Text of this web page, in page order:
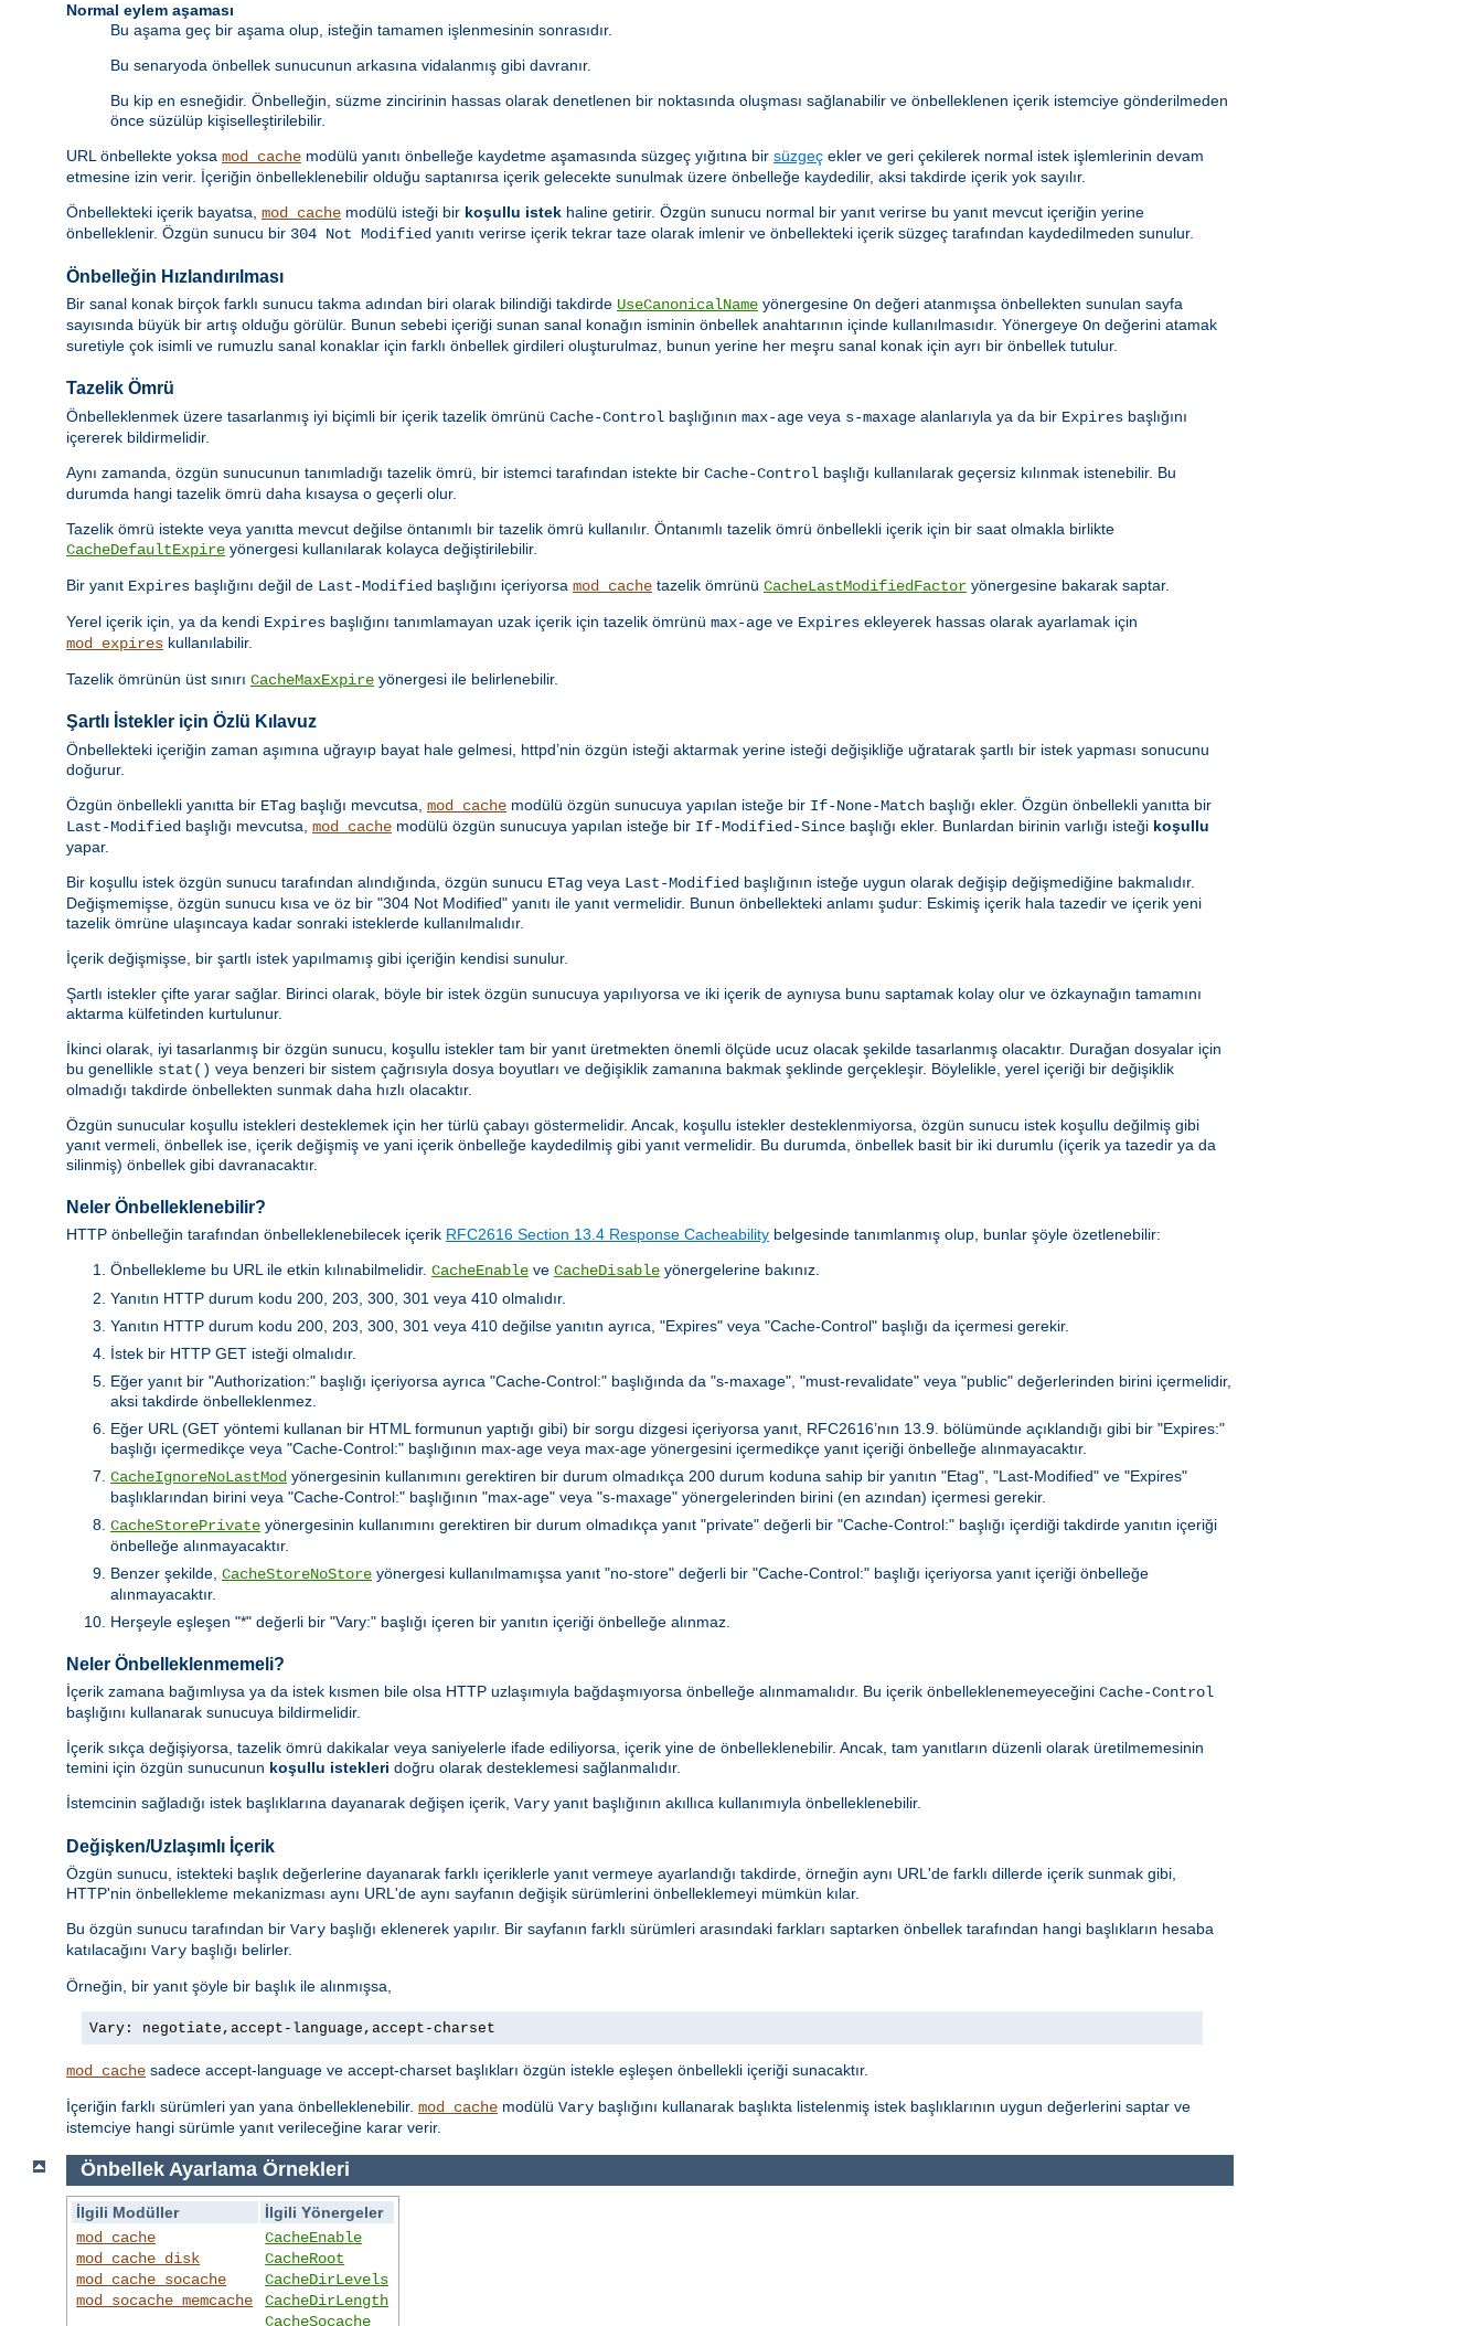
Normal eylem aşaması
Bu aşama geç bir aşama olup, isteğin tamamen işlenmesinin sonrasıdır.
Bu senaryoda önbellek sunucunun arkasına vidalanmış gibi davranır.
Bu kip en esneğidir. Önbelleğin, süzme zincirinin hassas olarak denetlenen bir noktasında oluşması sağlanabilir ve önbelleklenen içerik istemciye gönderilmeden
önce süzülüp kişiselleştirilebilir.
URL önbellekte yoksa mod_cache modülü yanıtı önbelleğe kaydetme aşamasında süzgeç yığıtına bir süzgeç ekler ve geri çekilerek normal istek işlemlerinin devam
etmesine izin verir. İçeriğin önbelleklenebilir olduğu saptanırsa içerik gelecekte sunulmak üzere önbelleğe kaydedilir, aksi takdirde içerik yok sayılır.
Önbellekteki içerik bayatsa, mod_cache modülü isteği bir koşullu istek haline getirir. Özgün sunucu normal bir yanıt verirse bu yanıt mevcut içeriğin yerine
önbelleklenir. Özgün sunucu bir 304 Not Modified yanıtı verirse içerik tekrar taze olarak imlenir ve önbellekteki içerik süzgeç tarafından kaydedilmeden sunulur.
Önbelleğin Hızlandırılması
Bir sanal konak birçok farklı sunucu takma adından biri olarak bilindiği takdirde UseCanonicalName yönergesine On değeri atanmışsa önbellekten sunulan sayfa
sayısında büyük bir artış olduğu görülür. Bunun sebebi içeriği sunan sanal konağın isminin önbellek anahtarının içinde kullanılmasıdır. Yönergeye On değerini atamak
suretiyle çok isimli ve rumuzlu sanal konaklar için farklı önbellek girdileri oluşturulmaz, bunun yerine her meşru sanal konak için ayrı bir önbellek tutulur.
Tazelik Ömrü
Önbelleklenmek üzere tasarlanmış iyi biçimli bir içerik tazelik ömrünü Cache-Control başlığının max-age veya s-maxage alanlarıyla ya da bir Expires başlığını
içererek bildirmelidir.
Aynı zamanda, özgün sunucunun tanımladığı tazelik ömrü, bir istemci tarafından istekte bir Cache-Control başlığı kullanılarak geçersiz kılınmak istenebilir. Bu
durumda hangi tazelik ömrü daha kısaysa o geçerli olur.
Tazelik ömrü istekte veya yanıtta mevcut değilse öntanımlı bir tazelik ömrü kullanılır. Öntanımlı tazelik ömrü önbellekli içerik için bir saat olmakla birlikte
CacheDefaultExpire yönergesi kullanılarak kolayca değiştirilebilir.
Bir yanıt Expires başlığını değil de Last-Modified başlığını içeriyorsa mod_cache tazelik ömrünü CacheLastModifiedFactor yönergesine bakarak saptar.
Yerel içerik için, ya da kendi Expires başlığını tanımlamayan uzak içerik için tazelik ömrünü max-age ve Expires ekleyerek hassas olarak ayarlamak için
mod_expires kullanılabilir.
Tazelik ömrünün üst sınırı CacheMaxExpire yönergesi ile belirlenebilir.
Şartlı İstekler için Özlü Kılavuz
Önbellekteki içeriğin zaman aşımına uğrayıp bayat hale gelmesi, httpd’nin özgün isteği aktarmak yerine isteği değişikliğe uğratarak şartlı bir istek yapması sonucunu
doğurur.
Özgün önbellekli yanıtta bir ETag başlığı mevcutsa, mod_cache modülü özgün sunucuya yapılan isteğe bir If-None-Match başlığı ekler. Özgün önbellekli yanıtta bir
Last-Modified başlığı mevcutsa, mod_cache modülü özgün sunucuya yapılan isteğe bir If-Modified-Since başlığı ekler. Bunlardan birinin varlığı isteği koşullu
yapar.
Bir koşullu istek özgün sunucu tarafından alındığında, özgün sunucu ETag veya Last-Modified başlığının isteğe uygun olarak değişip değişmediğine bakmalıdır.
Değişmemişse, özgün sunucu kısa ve öz bir "304 Not Modified" yanıtı ile yanıt vermelidir. Bunun önbellekteki anlamı şudur: Eskimiş içerik hala tazedir ve içerik yeni
tazelik ömrüne ulaşıncaya kadar sonraki isteklerde kullanılmalıdır.
İçerik değişmişse, bir şartlı istek yapılmamış gibi içeriğin kendisi sunulur.
Şartlı istekler çifte yarar sağlar. Birinci olarak, böyle bir istek özgün sunucuya yapılıyorsa ve iki içerik de aynıysa bunu saptamak kolay olur ve özkaynağın tamamını
aktarma külfetinden kurtulunur.
İkinci olarak, iyi tasarlanmış bir özgün sunucu, koşullu istekler tam bir yanıt üretmekten önemli ölçüde ucuz olacak şekilde tasarlanmış olacaktır. Durağan dosyalar için
bu genellikle stat() veya benzeri bir sistem çağrısıyla dosya boyutları ve değişiklik zamanına bakmak şeklinde gerçekleşir. Böylelikle, yerel içeriği bir değişiklik
olmadığı takdirde önbellekten sunmak daha hızlı olacaktır.
Özgün sunucular koşullu istekleri desteklemek için her türlü çabayı göstermelidir. Ancak, koşullu istekler desteklenmiyorsa, özgün sunucu istek koşullu değilmiş gibi
yanıt vermeli, önbellek ise, içerik değişmiş ve yani içerik önbelleğe kaydedilmiş gibi yanıt vermelidir. Bu durumda, önbellek basit bir iki durumlu (içerik ya tazedir ya da
silinmiş) önbellek gibi davranacaktır.
Neler Önbelleklenebilir?
HTTP önbelleğin tarafından önbelleklenebilecek içerik RFC2616 Section 13.4 Response Cacheability belgesinde tanımlanmış olup, bunlar şöyle özetlenebilir:
Önbellekleme bu URL ile etkin kılınabilmelidir. CacheEnable ve CacheDisable yönergelerine bakınız.
Yanıtın HTTP durum kodu 200, 203, 300, 301 veya 410 olmalıdır.
Yanıtın HTTP durum kodu 200, 203, 300, 301 veya 410 değilse yanıtın ayrıca, "Expires" veya "Cache-Control" başlığı da içermesi gerekir.
İstek bir HTTP GET isteği olmalıdır.
Eğer yanıt bir "Authorization:" başlığı içeriyorsa ayrıca "Cache-Control:" başlığında da "s-maxage", "must-revalidate" veya "public" değerlerinden birini içermelidir,
aksi takdirde önbelleklenmez.
Eğer URL (GET yöntemi kullanan bir HTML formunun yaptığı gibi) bir sorgu dizgesi içeriyorsa yanıt, RFC2616’nın 13.9. bölümünde açıklandığı gibi bir "Expires:"
başlığı içermedikçe veya "Cache-Control:" başlığının max-age veya max-age yönergesini içermedikçe yanıt içeriği önbelleğe alınmayacaktır.
CacheIgnoreNoLastMod yönergesinin kullanımını gerektiren bir durum olmadıkça 200 durum koduna sahip bir yanıtın "Etag", "Last-Modified" ve "Expires"
başlıklarından birini veya "Cache-Control:" başlığının "max-age" veya "s-maxage" yönergelerinden birini (en azından) içermesi gerekir.
CacheStorePrivate yönergesinin kullanımını gerektiren bir durum olmadıkça yanıt "private" değerli bir "Cache-Control:" başlığı içerdiği takdirde yanıtın içeriği
önbelleğe alınmayacaktır.
Benzer şekilde, CacheStoreNoStore yönergesi kullanılmamışsa yanıt "no-store" değerli bir "Cache-Control:" başlığı içeriyorsa yanıt içeriği önbelleğe
alınmayacaktır.
Herşeyle eşleşen "*" değerli bir "Vary:" başlığı içeren bir yanıtın içeriği önbelleğe alınmaz.
Neler Önbelleklenmemeli?
İçerik zamana bağımlıysa ya da istek kısmen bile olsa HTTP uzlaşımıyla bağdaşmıyorsa önbelleğe alınmamalıdır. Bu içerik önbelleklenemeyeceğini Cache-Control
başlığını kullanarak sunucuya bildirmelidir.
İçerik sıkça değişiyorsa, tazelik ömrü dakikalar veya saniyelerle ifade ediliyorsa, içerik yine de önbelleklenebilir. Ancak, tam yanıtların düzenli olarak üretilmemesinin
temini için özgün sunucunun koşullu istekleri doğru olarak desteklemesi sağlanmalıdır.
İstemcinin sağladığı istek başlıklarına dayanarak değişen içerik, Vary yanıt başlığının akıllıca kullanımıyla önbelleklenebilir.
Değişken/Uzlaşımlı İçerik
Özgün sunucu, istekteki başlık değerlerine dayanarak farklı içeriklerle yanıt vermeye ayarlandığı takdirde, örneğin aynı URL'de farklı dillerde içerik sunmak gibi,
HTTP'nin önbellekleme mekanizması aynı URL'de aynı sayfanın değişik sürümlerini önbelleklemeyi mümkün kılar.
Bu özgün sunucu tarafından bir Vary başlığı eklenerek yapılır. Bir sayfanın farklı sürümleri arasındaki farkları saptarken önbellek tarafından hangi başlıkların hesaba
katılacağını Vary başlığı belirler.
Örneğin, bir yanıt şöyle bir başlık ile alınmışsa,
Vary: negotiate,accept-language,accept-charset
mod_cache sadece accept-language ve accept-charset başlıkları özgün istekle eşleşen önbellekli içeriği sunacaktır.
İçeriğin farklı sürümleri yan yana önbelleklenebilir. mod_cache modülü Vary başlığını kullanarak başlıkta listelenmiş istek başlıklarının uygun değerlerini saptar ve
istemciye hangi sürümle yanıt verileceğine karar verir.
Önbellek Ayarlama Örnekleri
İlgili Modüller
İlgili Yönergeler
mod_cache
mod_cache_disk
mod_cache_socache
mod_socache_memcache
CacheEnable
CacheRoot
CacheDirLevels
CacheDirLength
CacheSocache